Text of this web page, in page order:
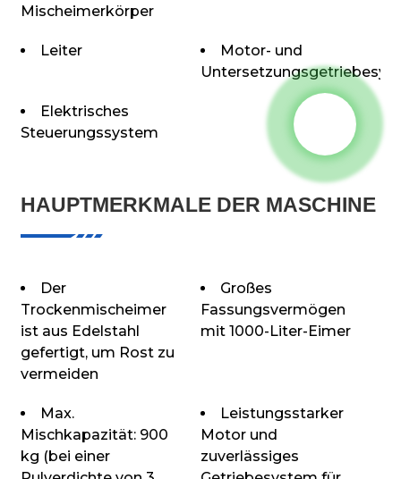
Mischeimerkörper
Leiter
Motor- und
Elektrisches
Steuerungssystem
HAUPTMERKMALE DER MASCHINE
Der
Trockenmischeimer
ist aus Edelstahl
gefertigt, um Rost zu
vermeiden
Großes
Fassungsvermögen
mit 1000-Liter-Eimer
Max.
Mischkapazität: 900
kg (bei einer
Leistungsstarker
Motor und
zuverlässiges